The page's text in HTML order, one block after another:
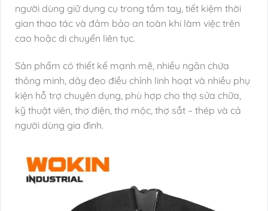
người dùng giữ dụng cụ trong tầm tay, tiết kiệm thời
gian thao tác và đảm bảo an toàn khi làm việc trên
cao hoặc di chuyển liên tục.
Sản phẩm có thiết kế mạnh mẽ, nhiều ngăn chứa
thông minh, dây đeo điều chỉnh linh hoạt và nhiều phụ
kiện hỗ trợ chuyên dụng, phù hợp cho thợ sửa chữa,
kỹ thuật viên, thợ điện, thợ mộc, thợ sắt – thép và cả
người dùng gia đình.